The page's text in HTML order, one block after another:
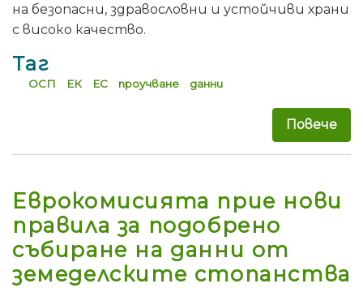
на безопасни, здравословни и устойчиви храни
с високо качество.
Таг
ОСП ЕК ЕС проучване данни
Повече
Еврокомисията прие нови
правила за подобрено
събиране на данни от
земеделските стопанства